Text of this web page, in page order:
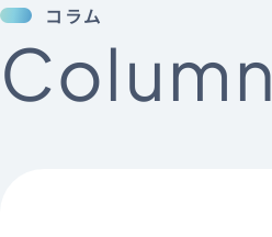
事例紹介
採用情報
コラム
Column